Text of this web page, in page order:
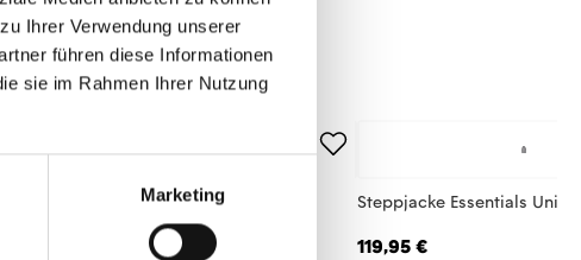
Ihrer Verwendung unserer
führen diese Informationen
sie im Rahmen Ihrer Nutzung
Marketing
Jacke Kleinigkeit Herren Steppjacke Essentials
119,95 €